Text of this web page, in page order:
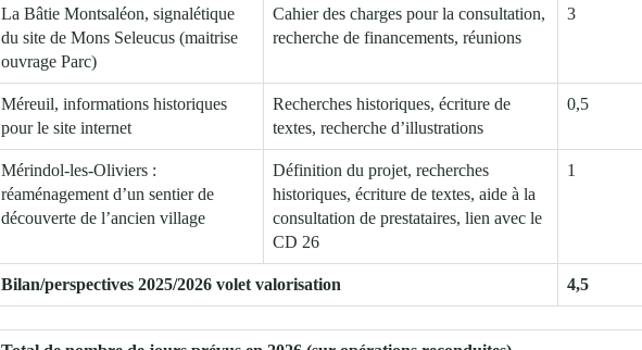
La Bâtie Montsaléon, signalétique
du site de Mons Seleucus (maitrise
ouvrage Parc)
Cahier des charges pour la consultation,
recherche de financements, réunions
3
Méreuil, informations historiques
pour le site internet
Recherches historiques, écriture de
textes, recherche d’illustrations
0,5
Mérindol-les-Oliviers :
réaménagement d’un sentier de
découverte de l’ancien village
Définition du projet, recherches
historiques, écriture de textes, aide à la
consultation de prestataires, lien avec le
CD 26
1
Bilan/perspectives 2025/2026 volet valorisation 4,5